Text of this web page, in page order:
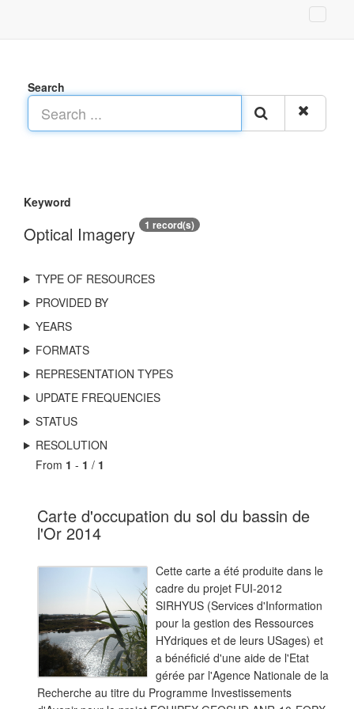
Search
Keyword
Optical Imagery 1 record(s)
TYPE OF RESOURCES
PROVIDED BY
YEARS
FORMATS
REPRESENTATION TYPES
UPDATE FREQUENCIES
STATUS
RESOLUTION
From 1 - 1 / 1
Carte d'occupation du sol du bassin de
l'Or 2014
Cette carte a été produite dans le
cadre du projet FUI-2012
SIRHYUS (Services d'Information
pour la gestion des Ressources
HYdriques et de leurs USages) et
a bénéficié d'une aide de l'Etat
gérée par l'Agence Nationale de la
Recherche au titre du Programme Investissements